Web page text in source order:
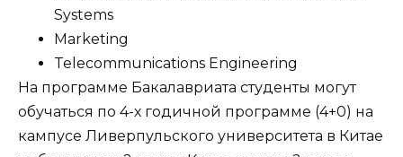
Systems
Marketing
Telecommunications Engineering
На программе Бакалавриата студенты могут
обучаться по 4-х годичной программе (4+0) на
кампусе Ливерпульского университета в Китае